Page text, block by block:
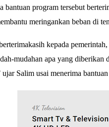
bantuan program tersebut
meringankan beban di
kepada
mudahan apa yang diberikan
Salim usai menerima